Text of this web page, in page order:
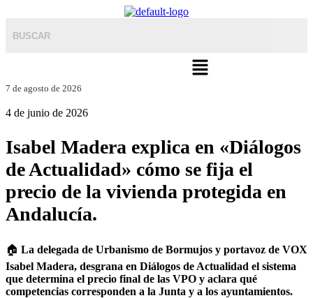
Menú
7 de agosto de 2026
4 de junio de 2026
Isabel Madera explica en «Diálogos
de Actualidad» cómo se fija el
precio de la vivienda protegida en
Andalucía.
🏠 La delegada de Urbanismo de Bormujos y portavoz de VOX
Isabel Madera, desgrana en Diálogos de Actualidad el sistema
que determina el precio final de las VPO y aclara qué
competencias corresponden a la Junta y a los ayuntamientos.